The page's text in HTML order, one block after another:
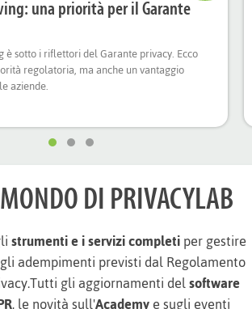
una priorità per il Garante
sotto i riflettori del Garante privacy. Ecco
regolatoria, ma anche un vantaggio
aziende.
DI PRIVACYLAB
strumenti e i servizi completiper gestire
adempimenti previsti dal Regolamento
gli aggiornamenti delsoftware